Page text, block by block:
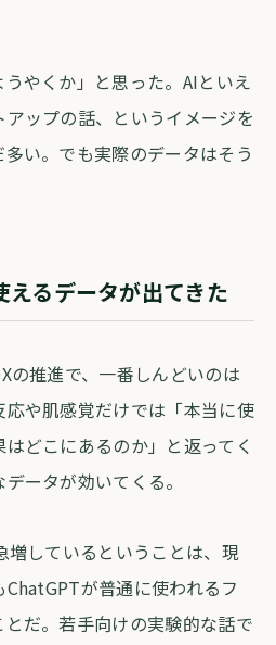
やくか」と思った。AIといえ
ップの話、というイメージを
い。でも実際のデータはそう
るデータが出てきた
の推進で、一番しんどいのは
や肌感覚だけでは「本当に使
どこにあるのか」と返ってく
ータが効いてくる。
しているということは、現
が普通に使われるフ
だ。若手向けの実験的な話で